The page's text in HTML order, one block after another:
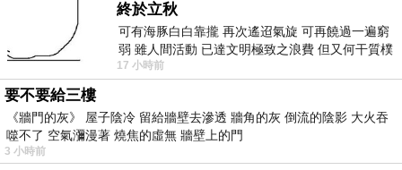
泛音系統帶來方向，但不帶來「十二個音」
所有樂理的起點是泛音列。泛音列提供的是「音與音之間
的關係」，例如八度、五度、三度的自然共鳴，但它從來
沒有指示需要十二個等距音。如果單看泛音，任何文化都
可以發展出完全不同的音階數量，例如：
- 阿拉伯 maqam 使用 24 分音
終於立秋
可有海豚白白靠攏 再次遙迢氣旋 可再饒過一遍窮
弱 雖人間活動 已達文明極致之浪費 但又何干質樸
者 只能白白陪葬
17 小時前
要不要給三樓
《牆門的灰》 屋子陰冷 留給牆壁去滲透 牆角的灰 倒流的陰影 大火吞
噬不了 空氣瀰漫著 燒焦的虛無 牆壁上的門
3 小時前